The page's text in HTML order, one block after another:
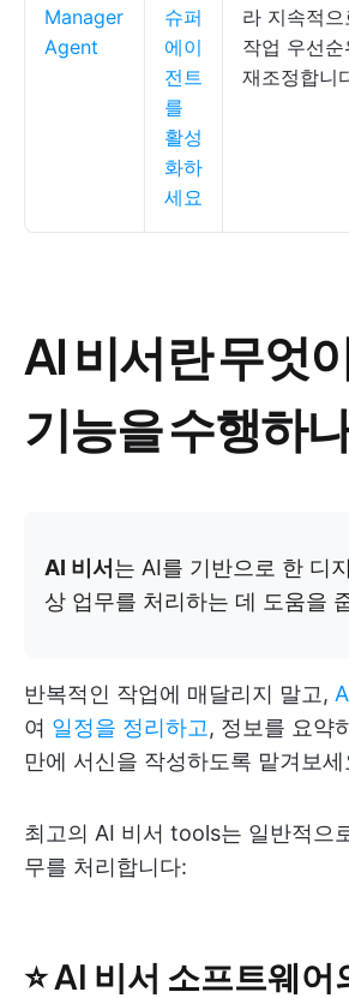
Manager
Agent
슈퍼
에이
전트
를
활성
화하
세요
라 지속적으
작업 우선순
재조정합니
AI 비서란 무엇
기능을 수행하
AI 비서 는 AI를 기반으로 한 디
상 업무를 처리하는 데 도움을
반복적인 작업에 매달리지 말고,
여 일정을 정리하고 , 정보를 요약
만에 서신을 작성하도록 맡겨보세
최고의 AI 비서 tools는 일반적으
무를 처리합니다:
⭐ AI 비서 소프트웨어